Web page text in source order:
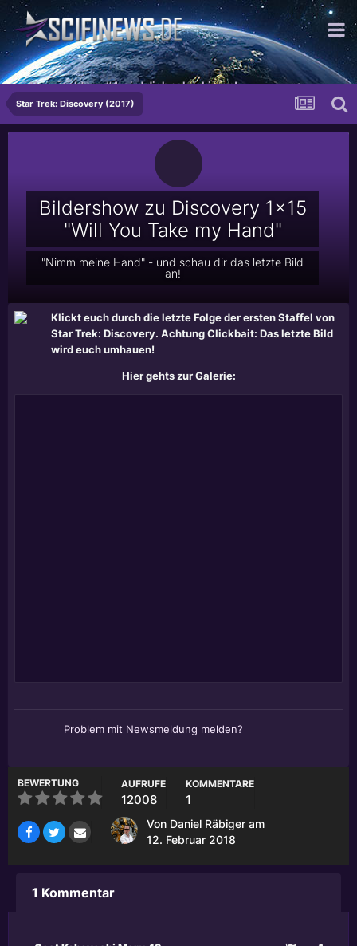
...Newsmeldung #4 wird dich schockieren!
Star Trek: Discovery (2017)
Bildershow zu Discovery 1x15
"Will You Take my Hand"
"Nimm meine Hand" - und schau dir das letzte Bild
an!
Klickt euch durch die letzte Folge der ersten Staffel von
Star Trek: Discovery. Achtung Clickbait: Das letzte Bild
wird euch umhauen!
Hier gehts zur Galerie:
Problem mit Newsmeldung melden?
BEWERTUNG AUFRUFE
12008
KOMMENTARE
1
Von Daniel Räbiger am
12. Februar 2018
1 Kommentar